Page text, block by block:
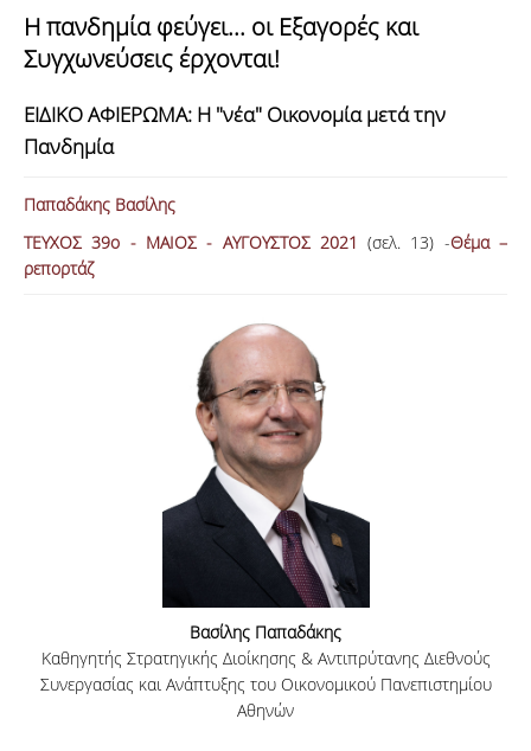
ΚΑΤΗΓΟΡΙΕΣ ΑΡΘΡΩΝ
ΑΝΑΖΗΤΗΣΗ
Η πανδημία φεύγει... οι Εξαγορές και
Συγχωνεύσεις έρχονται!
ΕΙΔΙΚΟ ΑΦΙΕΡΩΜΑ: Η "νέα" Οικονομία μετά την
Πανδημία
Παπαδάκης Βασίλης
ΤΕΥΧΟΣ 39ο - MΑΙΟΣ - ΑΥΓΟΥΣΤΟΣ 2021 (σελ. 13) -Θέμα –
ρεπορτάζ
Βασίλης Παπαδάκης
Καθηγητής Στρατηγικής Διοίκησης & Αντιπρύτανης Διεθνούς
Συνεργασίας και Ανάπτυξης του Οικονομικού Πανεπιστημίου
Αθηνών